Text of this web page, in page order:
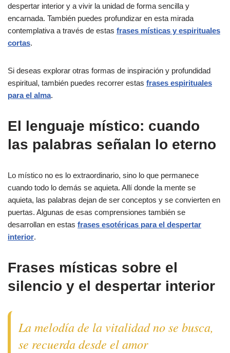
despertar interior y a vivir la unidad de forma sencilla y
encarnada. También puedes profundizar en esta mirada
contemplativa a través de estas frases místicas y espirituales
cortas.
Si deseas explorar otras formas de inspiración y profundidad
espiritual, también puedes recorrer estas frases espirituales
para el alma.
El lenguaje místico: cuando
las palabras señalan lo eterno
Lo místico no es lo extraordinario, sino lo que permanece
cuando todo lo demás se aquieta. Allí donde la mente se
aquieta, las palabras dejan de ser conceptos y se convierten en
puertas. Algunas de esas comprensiones también se
desarrollan en estas frases esotéricas para el despertar
interior.
Frases místicas sobre el
silencio y el despertar interior
La melodía de la vitalidad no se busca,
se recuerda desde el amor